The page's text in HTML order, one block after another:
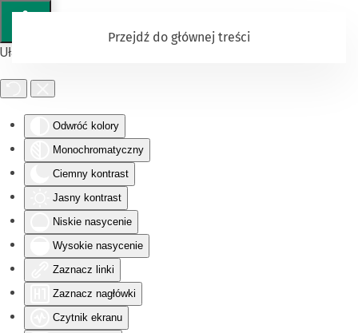
Ułatwienia dostępu
Odwróć kolory
Monochromatyczny
Ciemny kontrast
Jasny kontrast
Niskie nasycenie
Wysokie nasycenie
Zaznacz linki
Zaznacz nagłówki
Czytnik ekranu
Przejdź do głównej treści